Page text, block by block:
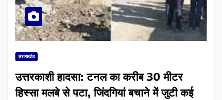
उत्तराखंड
उत्तरकाशी हादसा: टनल का करीब 30 मीटर
हिस्सा मलबे से पटा, जिंदगियां बचाने में जुटी कई